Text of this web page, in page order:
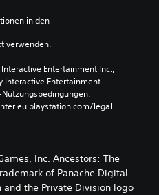
in den
verwenden.
Entertainment Inc.,
Interactive Entertainment
eu.playstation.com/legal.
Inc. Ancestors: The
of Panache Digital
and the Private Division logo